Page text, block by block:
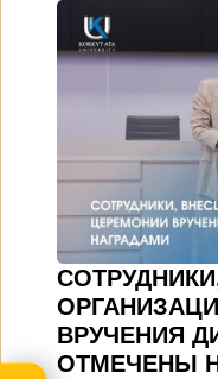
ВРУЧЕНИЯ
ОТМЕЧЕНЫ